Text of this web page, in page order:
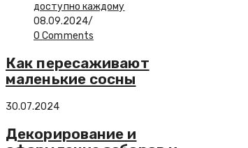
доступно каждому
08.09.2024/
0 Comments
Как пересаживают
маленькие сосны
30.07.2024
Декорирование и